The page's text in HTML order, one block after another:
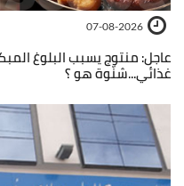
07-08-2026
عاجل: منتوج يسبب البلوغ
غذائي...شنّوة هو ؟